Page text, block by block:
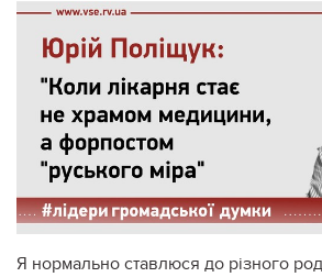
Я нормально ставлюся до різного